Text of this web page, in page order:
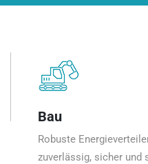
Bau
Robuste
zuverlässig, sicher